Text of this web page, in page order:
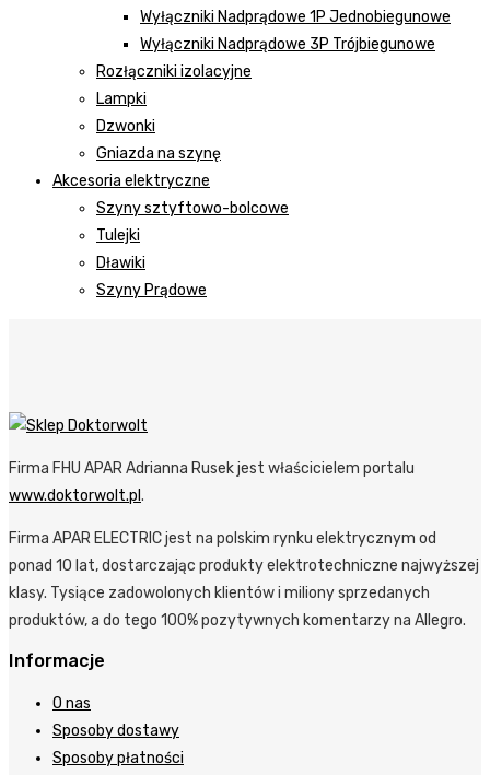
Wyłączniki Nadprądowe 1P Jednobiegunowe
Wyłączniki Nadprądowe 3P Trójbiegunowe
Rozłączniki izolacyjne
Lampki
Dzwonki
Gniazda na szynę
Akcesoria elektryczne
Szyny sztyftowo-bolcowe
Tulejki
Dławiki
Szyny Prądowe
Firma FHU APAR Adrianna Rusek jest właścicielem portalu
www.doktorwolt.pl .
Firma APAR ELECTRIC jest na polskim rynku elektrycznym od
ponad 10 lat, dostarczając produkty elektrotechniczne najwyższej
klasy. Tysiące zadowolonych klientów i miliony sprzedanych
produktów, a do tego 100% pozytywnych komentarzy na Allegro.
Informacje
O nas
Sposoby dostawy
Sposoby płatności